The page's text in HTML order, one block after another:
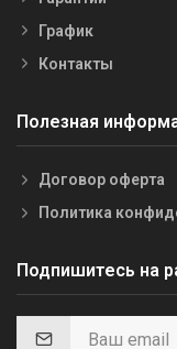
График
Контакты
Полезная
Договор оферта
Политика
Подпишитесь на